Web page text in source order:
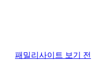
패밀리사이트 보기 전